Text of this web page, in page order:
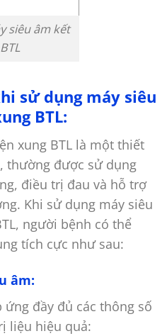
siêu âm kết
sử dụng máy siêu
BTL:
xung BTL là một thiết
thường được sử dụng
điều trị đau và hỗ trợ
Khi sử dụng máy siêu
người bệnh có thể
tích cực như sau:
âm:
ứng đầy đủ các thông số
liệu hiệu quả: